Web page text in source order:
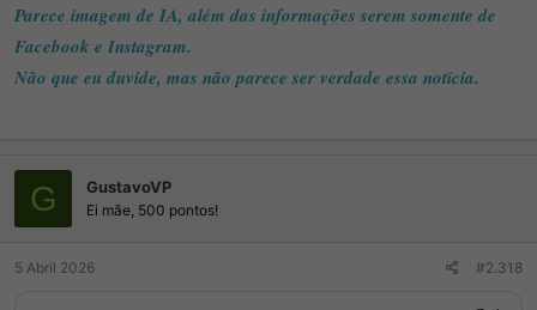
Mais um milagre do Trump
Parece imagem de IA, além das informações serem somente de
Facebook e Instagram.
Não que eu duvide, mas não parece ser verdade essa notícia.
G GustavoVP
Ei mãe, 500 pontos!
5 Abril 2026 #2.318